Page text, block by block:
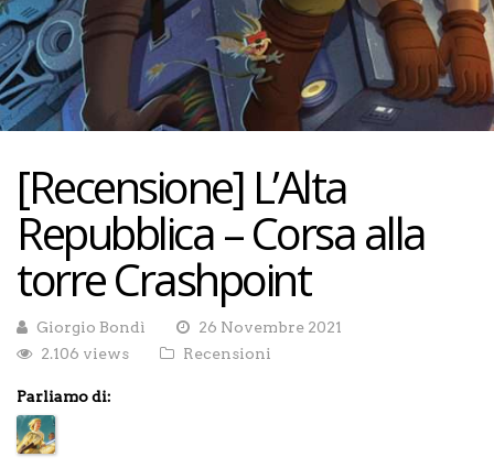
[Recensione] L’Alta
Repubblica – Corsa alla
torre Crashpoint
Giorgio Bondì
26 Novembre 2021
2.106 views
Recensioni
Parliamo di: